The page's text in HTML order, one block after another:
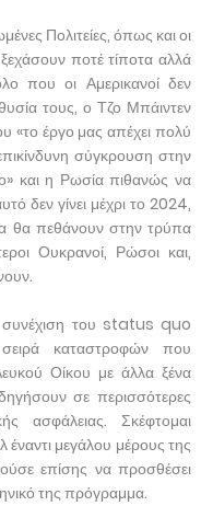
Πολιτείες, όπως και οι
ποτέ τίποτα αλλά
που οι Αμερικανοί δεν
τους, ο Τζο Μπάιντεν
«το έργο μας απέχει πολύ
σύγκρουση στην
και η Ρωσία πιθανώς να
δεν γίνει μέχρι το 2024,
θα πεθάνουν στην τρύπα
Ουκρανοί, Ρώσοι και,
συνέχιση του status quo
καταστροφών που
Οίκου με άλλα ξένα
σε περισσότερες
ασφάλειας. Σκέφτομαι
έναντι μεγάλου μέρους της
επίσης να προσθέσει
της πρόγραμμα.